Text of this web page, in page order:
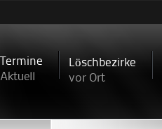
Termine
Aktuell
Löschbezirke
vor Ort